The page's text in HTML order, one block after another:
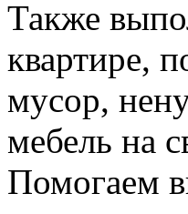
Также
квартире,
мусор,
мебель на
Помогаем